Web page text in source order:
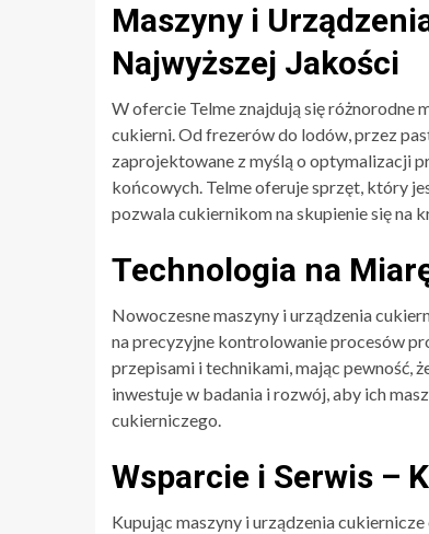
Maszyny i
Najwyższej Jakości
W ofercie Telme znajdują się różnorodne
cukierni. Od frezerów do lodów, przez
zaprojektowane z myślą o optymalizacji
końcowych. Telme oferuje sprzęt, który
pozwala cukiernikom na skupienie się na
Technologia na
Nowoczesne maszyny i urządzenia
na precyzyjne kontrolowanie procesów
przepisami i technikami, mając pewność,
inwestuje w badania i rozwój, aby ich
cukierniczego.
Wsparcie i Serwis –
Kupując maszyny i urządzenia